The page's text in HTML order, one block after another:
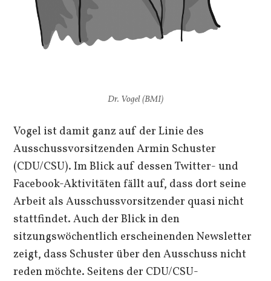
Dr. Vogel (BMI)
Vogel ist damit ganz auf der Linie des
Ausschussvorsitzenden Armin Schuster
(CDU/CSU). Im Blick auf dessen Twitter- und
Facebook-Aktivitäten fällt auf, dass dort seine
Arbeit als Ausschussvorsitzender quasi nicht
stattfindet. Auch der Blick in den
sitzungswöchentlich erscheinenden Newsletter
zeigt, dass Schuster über den Ausschuss nicht
reden möchte. Seitens der CDU/CSU-